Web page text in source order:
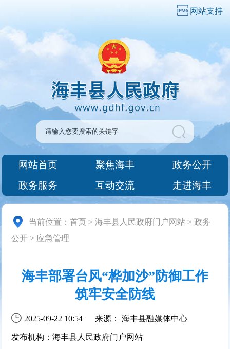
网站支持
网站首页 聚焦海丰
政务公开
政务服务
互动交流 走进海丰
当前位置：首页 >海丰县人民政府门户网站 >政务
公开 > 应急管理
海丰部署台风“桦加沙”防御工作
筑牢安全防线
2025-09-22 10:54 来源： 海丰县融媒体中心
发布机构：海丰县人民政府门户网站